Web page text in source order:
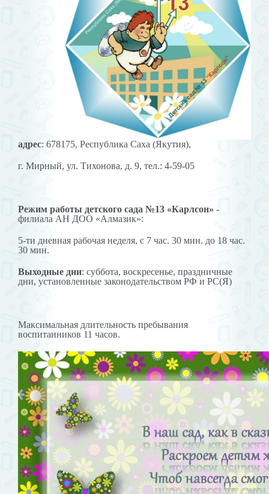
адрес: 678175, Республика Саха (Якутия),
г. Мирный, ул. Тихонова, д. 9, тел.: 4-59-05
Режим работы детского сада №13 «Карлсон» -
филиала АН ДОО «Алмазик»:
5-ти дневная рабочая неделя, с 7 час. 30 мин. до 18 час.
30 мин.
Выходные дни: суббота, воскресенье, праздничные
дни, установленные законодательством РФ и РС(Я)
Максимальная длительность пребывания
воспитанников 11 часов.